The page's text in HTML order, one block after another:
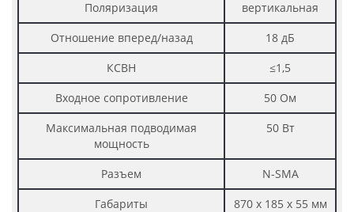
Поляризация
вертикальная
Отношение вперед/назад
18 дБ
КСВН
≤1,5
Входное сопротивление
50 Ом
Максимальная подводимая
мощность
50 Вт
Разъем
N-SMA
Габариты
870 х 185 х 55 мм